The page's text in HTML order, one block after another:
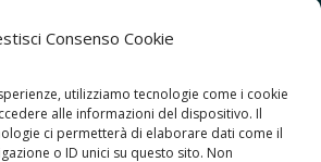
Consenso Cookie
utilizziamo tecnologie come i cookie
alle informazioni del dispositivo. Il
ci permetterà di elaborare dati come il
o ID unici su questo sito. Non